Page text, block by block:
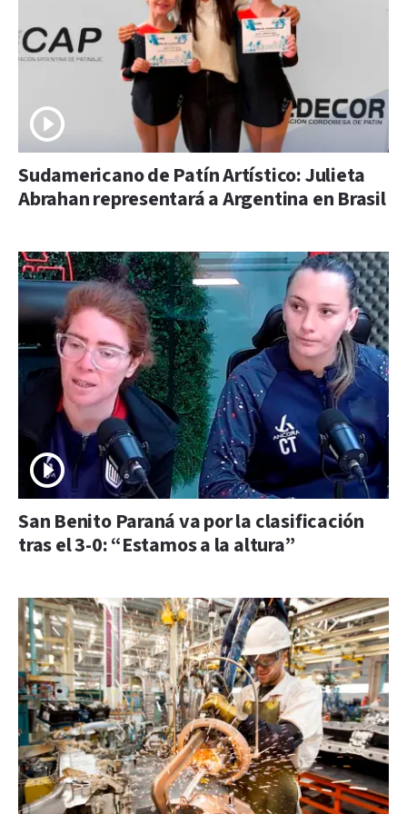
Sudamericano de Patín Artístico: Julieta
Abrahan representará a Argentina en Brasil
San Benito Paraná va por la clasificación
tras el 3-0: “Estamos a la altura”